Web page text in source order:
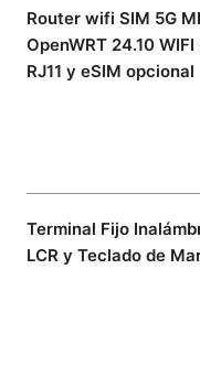
Router wifi SIM 5G
OpenWRT 24.10
RJ11 y eSIM opcional
Terminal Fijo
LCR y Teclado de